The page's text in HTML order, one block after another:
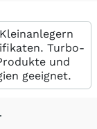
Turbo-
und
geeignet.